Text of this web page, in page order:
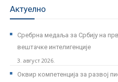
Актуелно
Сребрна медаља за Србију на
вештачке интелигенције
3. август 2026.
Оквир компетенција за развој